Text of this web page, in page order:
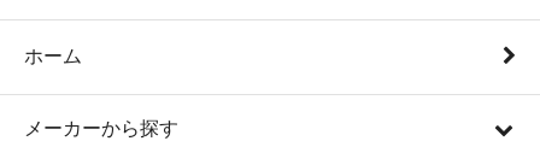
ホーム
メーカーから探す